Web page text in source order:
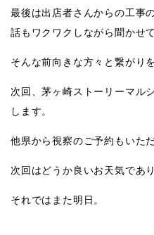
最後は出店者さんからの工事
話もワクワクしながら聞かせ
そんな前向きな方々と繋がり
次回、茅ヶ崎ストーリーマル
します。
他県から視察のご予約もいた
次回はどうか良いお天気であ
それではまた明日。